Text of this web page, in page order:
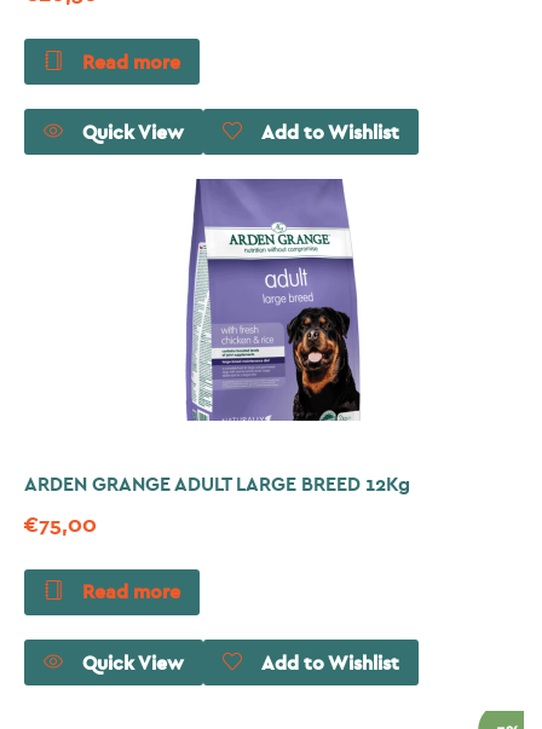
Read more
Quick View Add to Wishlist
ARDEN GRANGE ADULT LARGE BREED 12Kg
€75,00
Read more
Quick View Add to Wishlist